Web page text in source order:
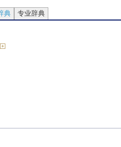
典 专业辞典